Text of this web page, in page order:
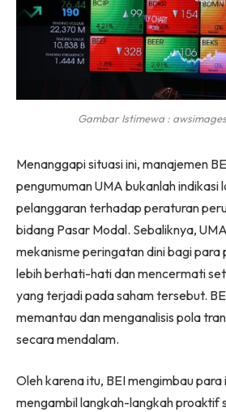
Gambar Istimewa :
Menanggapi situasi ini, manajemen
pengumuman UMA bukanlah indikasi
pelanggaran terhadap peraturan
bidang Pasar Modal. Sebaliknya,
mekanisme peringatan dini bagi para
lebih berhati-hati dan mencermati
yang terjadi pada saham tersebut.
memantau dan menganalisis pola
secara mendalam.
Oleh karena itu, BEI mengimbau
mengambil langkah-langkah proaktif